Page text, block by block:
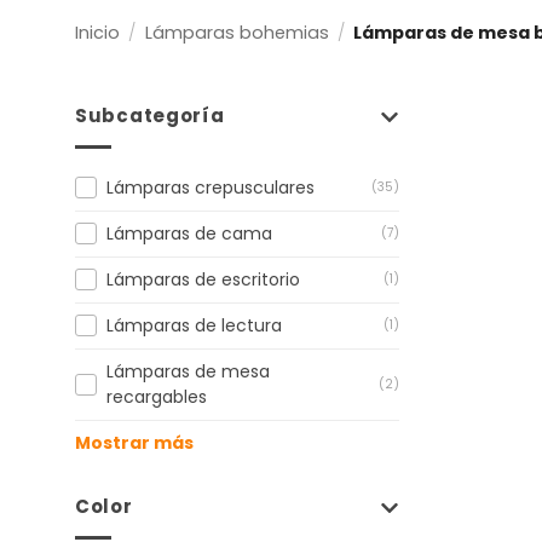
Inicio / Lámparas bohemias / Lámparas de mesa
Subcategoría
Lámparas crepusculares (35)
Lámparas de cama (7)
Lámparas de escritorio (1)
Lámparas de lectura (1)
Lámparas de mesa
recargables
(2)
Mostrar más
Color